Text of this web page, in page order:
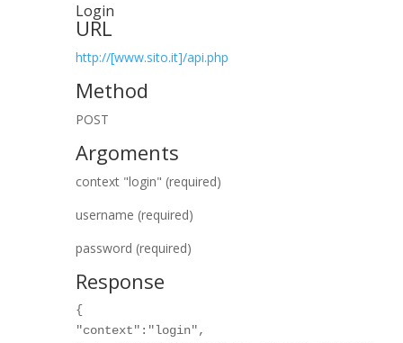
Login
URL
http://[www.sito.it]/api.php
Method
POST
Argoments
context "login" (required)
username (required)
password (required)
Response
{
"context":"login",